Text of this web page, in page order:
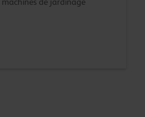
de jardinage